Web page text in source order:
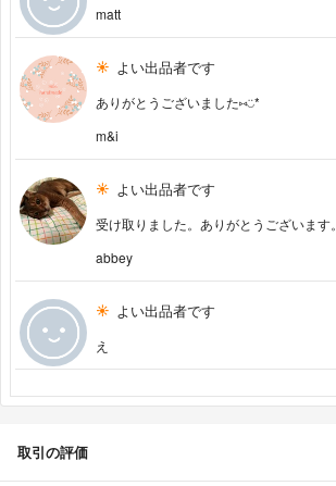
matt
よい出品者です
ありがとうございました⑅︎◡̈︎*
m&i
よい出品者です
受け取りました。ありがとうございます。
abbey
よい出品者です
え
取引の評価